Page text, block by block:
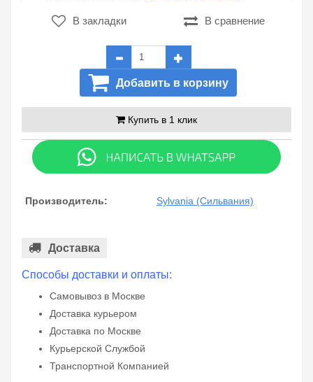
В закладки В сравнение
Добавить в корзину
Купить в 1 клик
Производитель: Sylvania (Сильвания)
Доставка
Способы доставки и оплаты:
Самовывоз в Москве
Доставка курьером
Доставка по Москве
Курьерской Службой
Транспортной Компанией